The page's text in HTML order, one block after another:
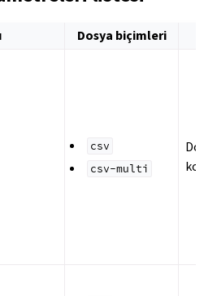
Dosya biçimleri
csv
csv-multi